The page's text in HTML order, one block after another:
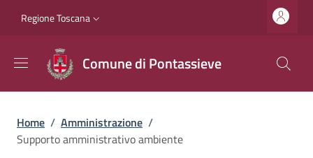
Slim top
Regione Toscana
Comune di Pontassieve
Briciole di pane
Home / Amministrazione /
Supporto amministrativo ambiente